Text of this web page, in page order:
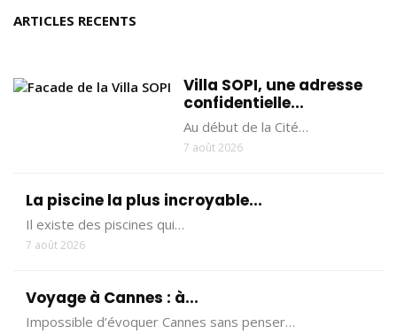
ARTICLES RECENTS
Villa SOPI, une adresse
confidentielle...
Au début de la Cité…
7 août 2026
La piscine la plus incroyable...
Il existe des piscines qui…
7 août 2026
Voyage à Cannes : à...
Impossible d’évoquer Cannes sans penser…